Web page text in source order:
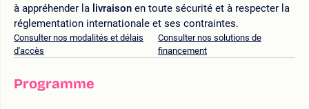
à appréhender la livraison en toute sécurité et à respecter la
réglementation internationale et ses contraintes.
Consulter nos modalités et délais
d'accès
Consulter nos solutions de
financement
Programme